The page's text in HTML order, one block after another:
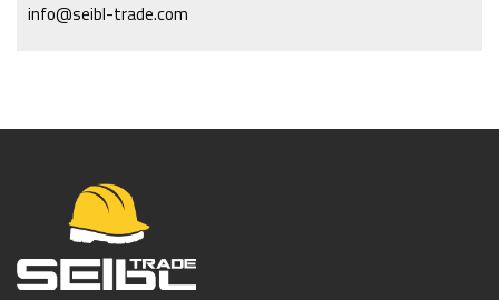
info@seibl-trade.com